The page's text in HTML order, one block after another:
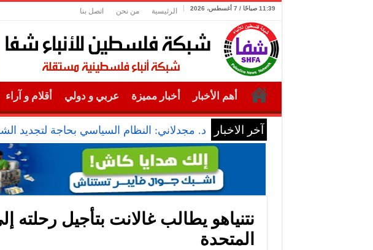
11:39 صباحًا / 7 أغسطس، 2026 الرئيسية من نحن اتصل بنا
أهم الأخبار أخبار مميزة عربي و دولي أقلام و آراء
آخر الاخبار د. مجدلاني: النظام السياسي بحاجة لتجديد
نتنياهو يطالب غالانت بتأجيل رحلته
المتحدة